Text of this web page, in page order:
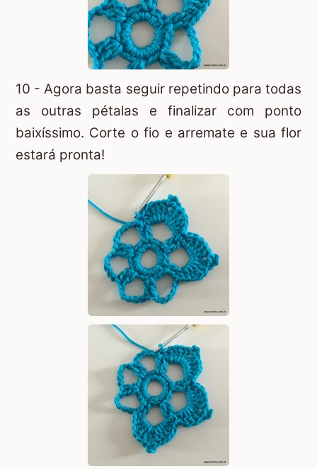
10 - Agora basta seguir repetindo para todas
as outras pétalas e finalizar com ponto
baixíssimo. Corte o fio e arremate e sua flor
estará pronta!